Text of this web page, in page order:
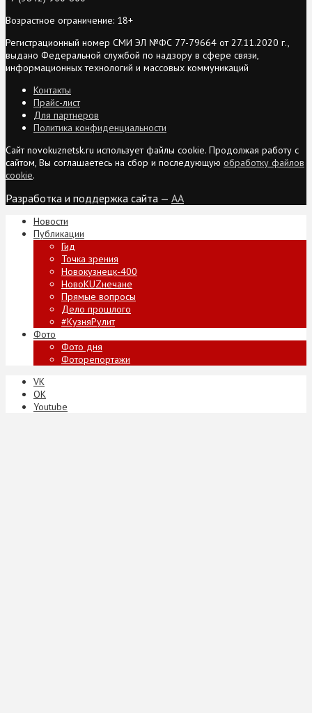
Возрастное ограничение: 18+
Регистрационный номер СМИ ЭЛ №ФС 77-79664 от 27.11.2020 г.,
выдано Федеральной службой по надзору в сфере связи,
информационных технологий и массовых коммуникаций
Контакты
Прайс-лист
Для партнеров
Политика конфиденциальности
Сайт novokuznetsk.ru использует файлы cookie. Продолжая работу с
сайтом, Вы соглашаетесь на сбор и последующую обработку файлов
cookie.
Разработка и поддержка сайта — AA
Новости
Публикации
Гид
Точка зрения
Новокузнецк-400
НовоKUZнечане
Прямые вопросы
Дело прошлого
#КузняРулит
Фото
Фото дня
Фоторепортажи
VK
ОК
Youtube